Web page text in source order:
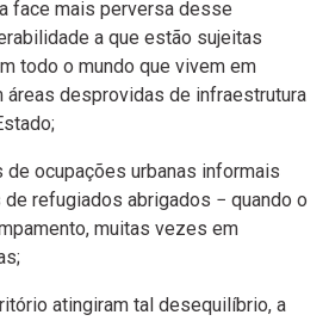
face mais perversa desse
a que estão sujeitas
todo o mundo que vivem em
áreas desprovidas de infraestrutura
ocupações urbanas informais
refugiados abrigados − quando o
muitas vezes em
atingiram tal desequilíbrio, a